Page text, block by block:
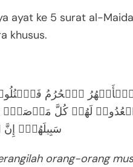
ayat ke 5 surat al-
khusus.
ٱلۡأَشۡهُرُ ٱلۡحُرُمُ
لَهُمۡ كُلَّ مَرۡصَدࣲۚ فَإِن
سَبِیلَهُمۡۚ إِنَّ
orang-orang